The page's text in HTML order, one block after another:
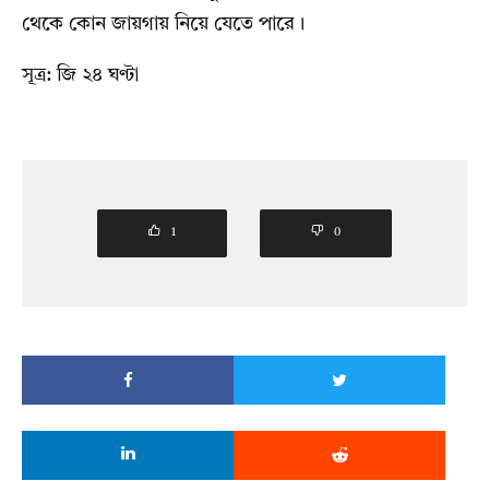
থেকে কোন জায়গায় নিয়ে যেতে পারে।
সূত্র: জি ২৪ ঘণ্টা
1 0